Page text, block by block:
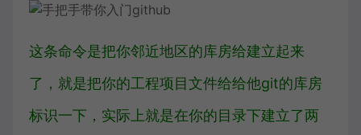
这条命令是把你邻近地区的库房给建立起来
了，就是把你的工程项目文件给给他git的库房
标识一下，实际上就是在你的目录下建立了两